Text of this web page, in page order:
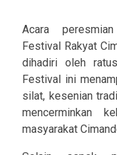
Acara
Festival Rakyat
dihadiri oleh
Festival ini
silat, kesenian
mencerminkan
masyarakat